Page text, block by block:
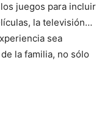
juegos para incluir
la televisión…
sea
la familia, no sólo